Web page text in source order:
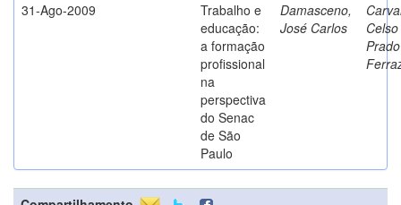
31-Ago-2009
Trabalho e
educação:
a formação
profissional
na
perspectiva
do Senac
de São
Paulo
Damasceno,
José Carlos
Prado